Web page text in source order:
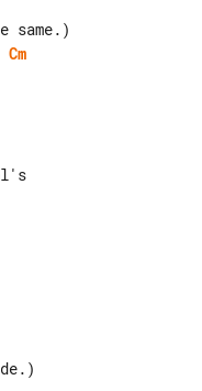
Cm